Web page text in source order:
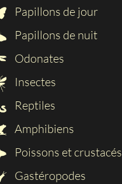
Papillons de jour
Papillons de nuit
Odonates
Insectes
Reptiles
Amphibiens
Poissons et crustacés
Gastéropodes